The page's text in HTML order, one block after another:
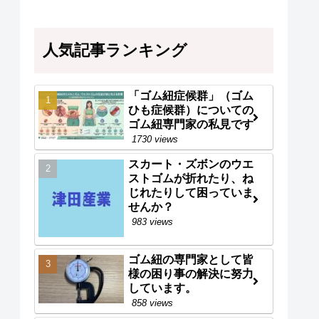
人気記事ランキング
「ゴム紐症候群」（ゴム
ひも症候群）についての
ゴム紐専門家の私見です
1730 views
スカート・ズボンのウエ
ストゴムが折れたり、ね
じれたりして困っていま
せんか？
983 views
ゴム紐の専門家として皆
様の困り事の解決に努力
しています。
858 views